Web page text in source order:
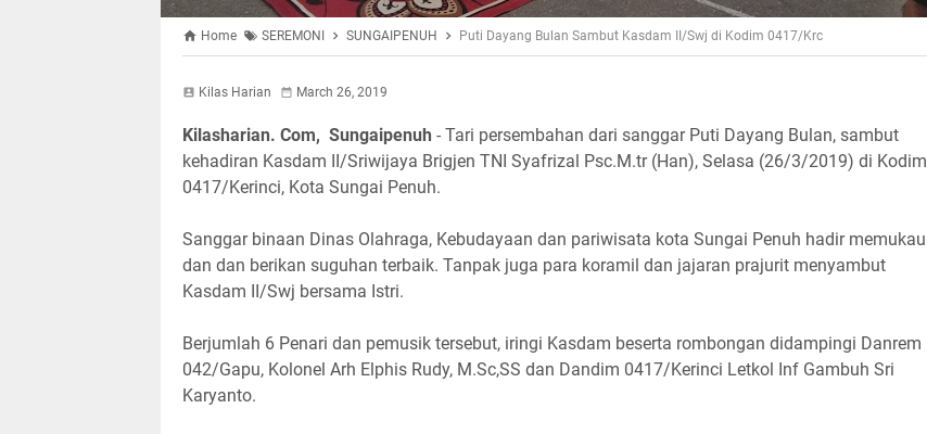
Home SEREMONI SUNGAIPENUH Puti Dayang Bulan Sambut Kasdam II/Swj di Kodim 0417/Krc
Kilas Harian March 26, 2019
Kilasharian. Com, Sungaipenuh - Tari persembahan dari sanggar Puti Dayang Bulan, sambut
kehadiran Kasdam II/Sriwijaya Brigjen TNI Syafrizal Psc.M.tr (Han), Selasa (26/3/2019) di Kodim
0417/Kerinci, Kota Sungai Penuh.
Sanggar binaan Dinas Olahraga, Kebudayaan dan pariwisata kota Sungai Penuh hadir memukau
dan dan berikan suguhan terbaik. Tanpak juga para koramil dan jajaran prajurit menyambut
Kasdam II/Swj bersama Istri.
Berjumlah 6 Penari dan pemusik tersebut, iringi Kasdam beserta rombongan didampingi Danrem
042/Gapu, Kolonel Arh Elphis Rudy, M.Sc,SS dan Dandim 0417/Kerinci Letkol Inf Gambuh Sri
Karyanto.